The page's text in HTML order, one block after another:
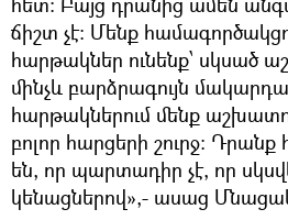
ճիշտ չէ: Մենք
հարթակներ ունենք՝ սկսած
մինչև բարձրագույն
հարթակներում մենք
բոլոր հարցերի շուրջ: Դրանք
են, որ պարտադիր չէ, որ
կենացներով»,- ասաց